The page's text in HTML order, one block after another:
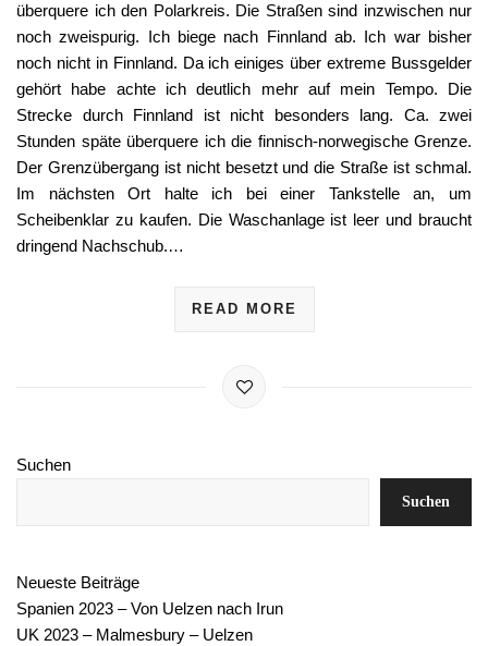
überquere ich den Polarkreis. Die Straßen sind inzwischen nur
noch zweispurig. Ich biege nach Finnland ab. Ich war bisher
noch nicht in Finnland. Da ich einiges über extreme Bussgelder
gehört habe achte ich deutlich mehr auf mein Tempo. Die
Strecke durch Finnland ist nicht besonders lang. Ca. zwei
Stunden späte überquere ich die finnisch-norwegische Grenze.
Der Grenzübergang ist nicht besetzt und die Straße ist schmal.
Im nächsten Ort halte ich bei einer Tankstelle an, um
Scheibenklar zu kaufen. Die Waschanlage ist leer und braucht
dringend Nachschub.…
READ MORE
Suchen
Suchen
Neueste Beiträge
Spanien 2023 – Von Uelzen nach Irun
UK 2023 – Malmesbury – Uelzen